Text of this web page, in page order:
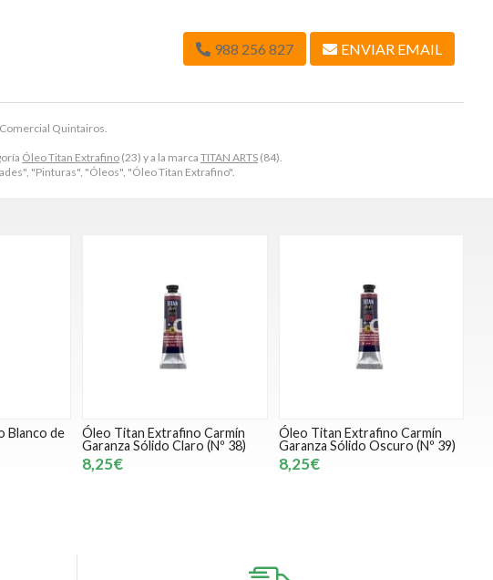
Quintairos.
Óleo Titan Extrafino (23) y a la marca TITAN ARTS (84).
"Pinturas", "Óleos", "Óleo Titan Extrafino".
988 256 827 ENVIAR EMAIL
Blanco de
Óleo Titan Extrafino Carmín
Garanza Sólido Claro (Nº 38)
8,25€
Óleo Titan Extrafino Carmín
Garanza Sólido Oscuro (Nº 39)
8,25€